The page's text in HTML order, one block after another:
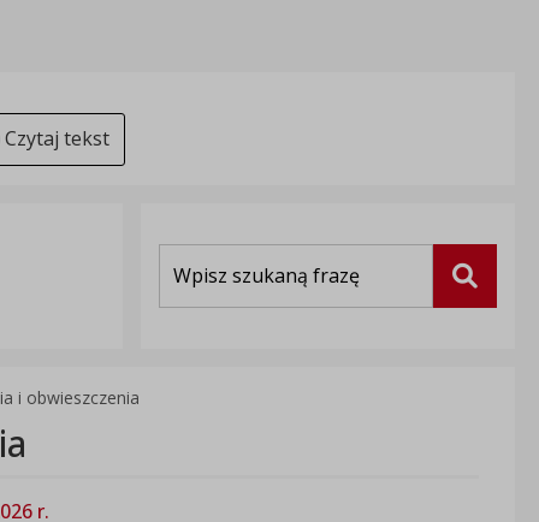
Czytaj tekst
Szukaj
i obwieszczenia
r.